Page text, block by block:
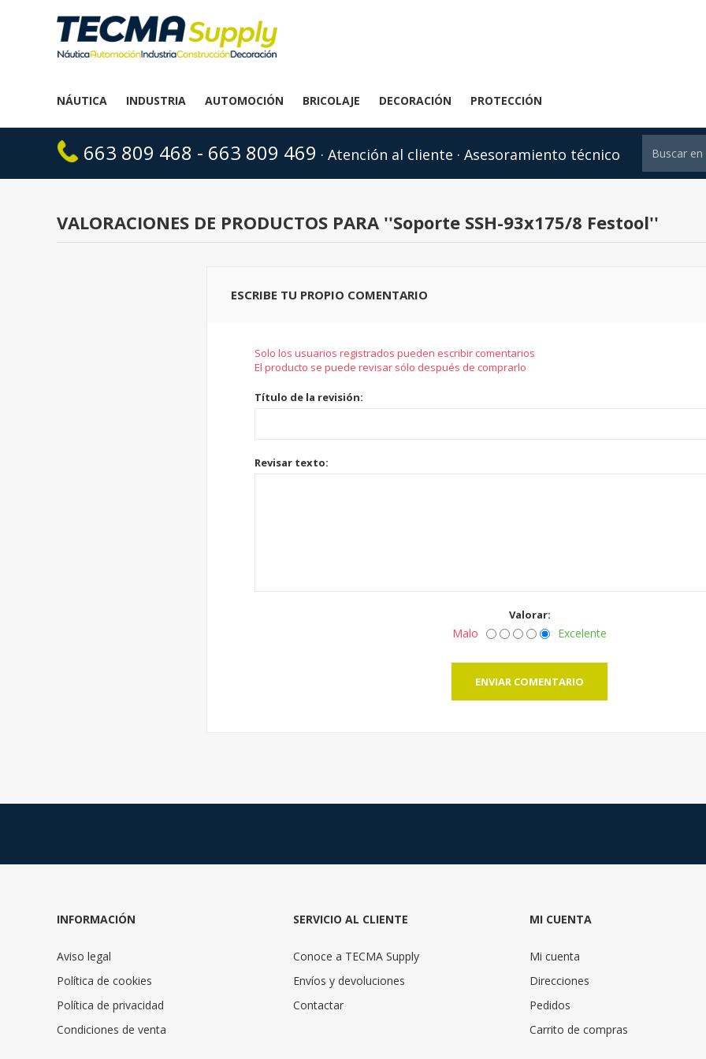
NÁUTICA INDUSTRIA AUTOMOCIÓN BRICOLAJE DECORACIÓN PROTECCIÓN
663 809 468 - 663 809 469 · Atención al cliente · Asesoramiento técnico
VALORACIONES DE PRODUCTOS PARA Soporte SSH-93x175/8 Festool
ESCRIBE TU PROPIO COMENTARIO
Solo los usuarios registrados pueden escribir comentarios
El producto se puede revisar sólo después de comprarlo
Título de la revisión:
Revisar texto:
Valorar:
Malo Excelente
ENVIAR COMENTARIO
INFORMACIÓN
Aviso legal
Política de cookies
Política de privacidad
Condiciones de venta
SERVICIO AL CLIENTE
Conoce a TECMA Supply
Envíos y devoluciones
Contactar
MI CUENTA
Mi cuenta
Direcciones
Pedidos
Carrito de compras